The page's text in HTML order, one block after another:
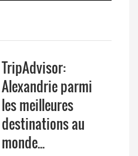
TripAdvisor:
Alexandrie parmi
les meilleures
destinations au
monde...